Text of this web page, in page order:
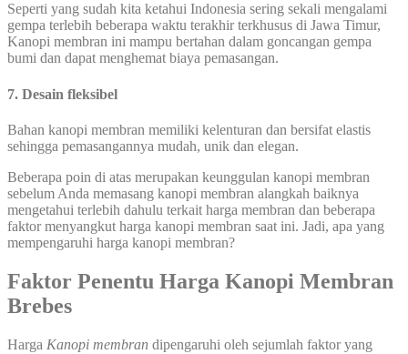
Seperti yang sudah kita ketahui Indonesia sering sekali mengalami
gempa terlebih beberapa waktu terakhir terkhusus di Jawa Timur,
Kanopi membran ini mampu bertahan dalam goncangan gempa
bumi dan dapat menghemat biaya pemasangan.
7. Desain fleksibel
Bahan kanopi membran memiliki kelenturan dan bersifat elastis
sehingga pemasangannya mudah, unik dan elegan.
Beberapa poin di atas merupakan keunggulan kanopi membran
sebelum Anda memasang kanopi membran alangkah baiknya
mengetahui terlebih dahulu terkait harga membran dan beberapa
faktor menyangkut harga kanopi membran saat ini. Jadi, apa yang
mempengaruhi harga kanopi membran?
Faktor Penentu Harga Kanopi Membran
Brebes
Harga Kanopi membran dipengaruhi oleh sejumlah faktor yang